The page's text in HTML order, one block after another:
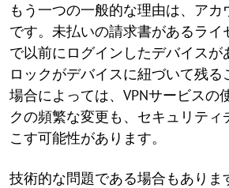
もう一つの一般的な理由は、アカ
です。未払いの請求書があるライ
で以前にログインしたデバイスが
ロックがデバイスに紐づいて残る
場合によっては、VPNサービスの
クの頻繁な変更も、セキュリティ
こす可能性があります。
技術的な問題である場合もありま